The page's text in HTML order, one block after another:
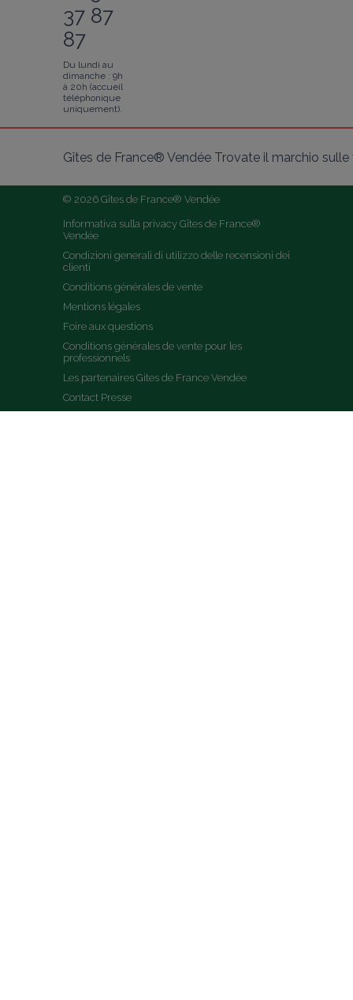
37 87
87
Du lundi au
dimanche : 9h
à 20h (accueil
téléphonique
uniquement).
Gîtes de France® Vendée Trovate il marchio
© 2026 Gîtes de France® Vendée
Informativa sulla privacy Gîtes de France®
Vendée
Condizioni generali di utilizzo delle recensioni dei
clienti
Conditions générales de vente
Mentions légales
Foire aux questions
Conditions générales de vente pour les
professionnels
Les partenaires Gites de France Vendée
Contact Presse